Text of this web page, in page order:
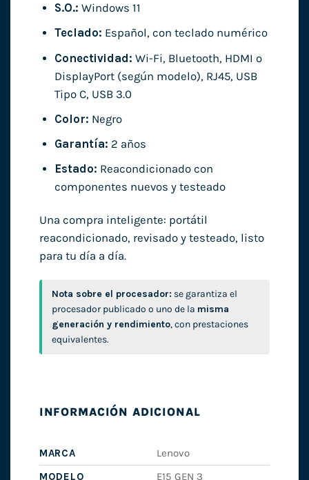
S.O.: Windows 11
Teclado: Español, con teclado numérico
Conectividad: Wi-Fi, Bluetooth, HDMI o
DisplayPort (según modelo), RJ45, USB
Tipo C, USB 3.0
Color: Negro
Garantía: 2 años
Estado: Reacondicionado con
componentes nuevos y testeado
Una compra inteligente: portátil
reacondicionado, revisado y testeado, listo
para tu día a día.
Nota sobre el procesador: se garantiza el
procesador publicado o uno de la misma
generación y rendimiento, con prestaciones
equivalentes.
INFORMACIÓN ADICIONAL
MARCA
Lenovo
MODELO
E15 GEN 3